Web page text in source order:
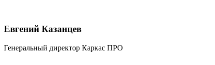
Евгений Казанцев
Генеральный директор Каркас ПРО